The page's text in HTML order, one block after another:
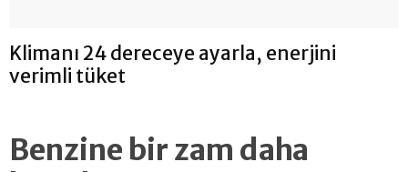
Klimanı 24 dereceye ayarla, enerjini
verimli tüket
Benzine bir zam daha